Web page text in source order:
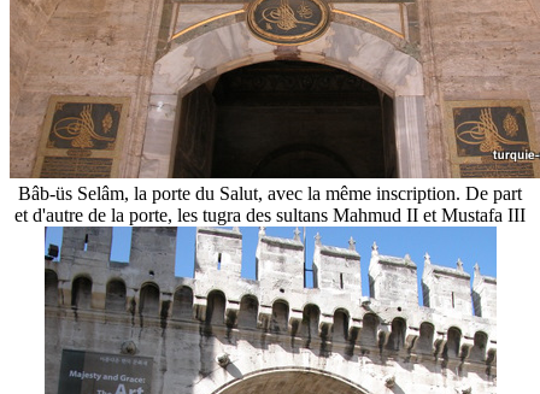
Bâb-üs Selâm, la porte du Salut, avec la même inscription. De part
et d'autre de la porte, les tugra des sultans Mahmud II et Mustafa III